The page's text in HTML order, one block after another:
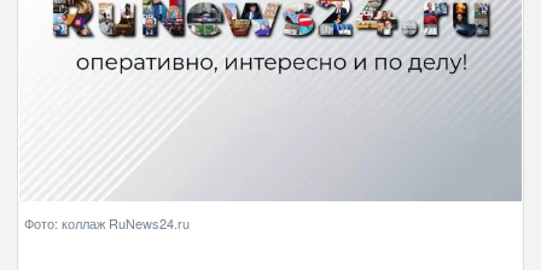
Фото: коллаж RuNews24.ru